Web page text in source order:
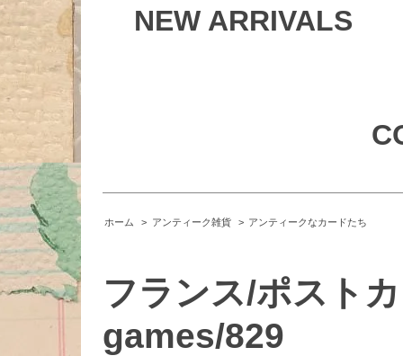
NEW ARRIVALS
ホーム > アンティーク雑貨 > アンティークなカードたち
フランス/ポスト
games/829